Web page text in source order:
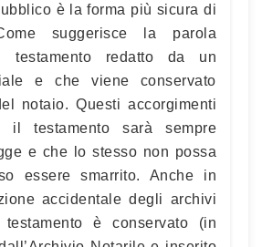
è la forma più sicura di
suggerisce la parola
testamento redatto da un
e che viene conservato
notaio. Questi accorgimenti
testamento sarà sempre
e che lo stesso non possa
essere smarrito. Anche in
accidentale degli archivi
è conservato (in